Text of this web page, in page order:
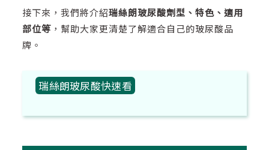
接下來，我們將介紹瑞絲朗玻尿酸劑型、特色、適用
部位等 ，幫助大家更清楚了解適合自己的玻尿酸品
牌。
瑞絲朗玻尿酸快速看